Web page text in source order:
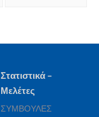
Στατιστικά –
Μελέτες
ΣΥΜΒΟΥΛΕΣ